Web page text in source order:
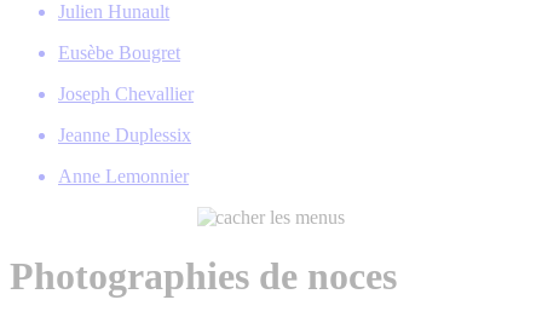
Julien Hunault
Eusèbe Bougret
Joseph Chevallier
Jeanne Duplessix
Anne Lemonnier
Photographies de noces